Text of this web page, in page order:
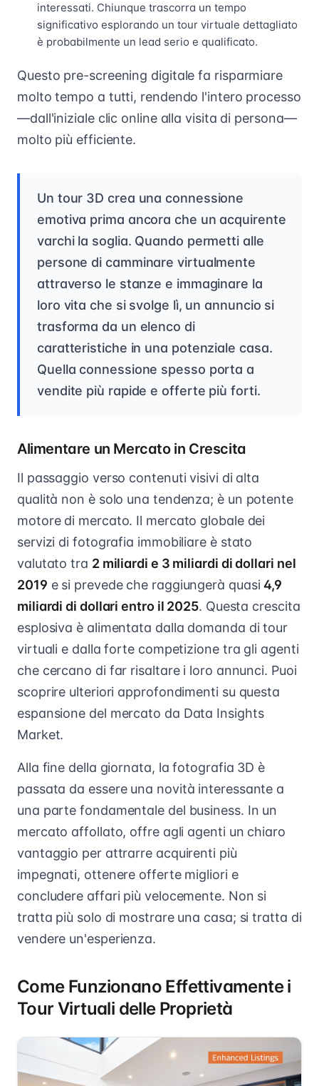
interessati. Chiunque trascorra un tempo
significativo esplorando un tour virtuale dettagliato
è probabilmente un lead serio e qualificato.
Questo pre-screening digitale fa risparmiare
molto tempo a tutti, rendendo l'intero processo
—dall'iniziale clic online alla visita di persona—
molto più efficiente.
Un tour 3D crea una connessione
emotiva prima ancora che un acquirente
varchi la soglia. Quando permetti alle
persone di camminare virtualmente
attraverso le stanze e immaginare la
loro vita che si svolge lì, un annuncio si
trasforma da un elenco di
caratteristiche in una potenziale casa.
Quella connessione spesso porta a
vendite più rapide e offerte più forti.
Alimentare un Mercato in Crescita
Il passaggio verso contenuti visivi di alta
qualità non è solo una tendenza; è un potente
motore di mercato. Il mercato globale dei
servizi di fotografia immobiliare è stato
valutato tra 2 miliardi e 3 miliardi di dollari nel
2019 e si prevede che raggiungerà quasi 4,9
miliardi di dollari entro il 2025. Questa crescita
esplosiva è alimentata dalla domanda di tour
virtuali e dalla forte competizione tra gli agenti
che cercano di far risaltare i loro annunci. Puoi
scoprire ulteriori approfondimenti su questa
espansione del mercato da Data Insights
Market.
Alla fine della giornata, la fotografia 3D è
passata da essere una novità interessante a
una parte fondamentale del business. In un
mercato affollato, offre agli agenti un chiaro
vantaggio per attrarre acquirenti più
impegnati, ottenere offerte migliori e
concludere affari più velocemente. Non si
tratta più solo di mostrare una casa; si tratta di
vendere un'esperienza.
Come Funzionano Effettivamente i
Tour Virtuali delle Proprietà